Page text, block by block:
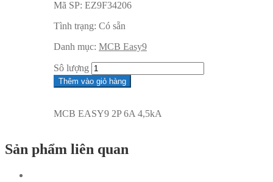
Mã SP: EZ9F34206
Tình trạng: Có sẵn
Danh mục: MCB Easy9
Sô lượng
Thêm vào giỏ hàng
MCB EASY9 2P 6A 4,5kA
Sản phẩm liên quan